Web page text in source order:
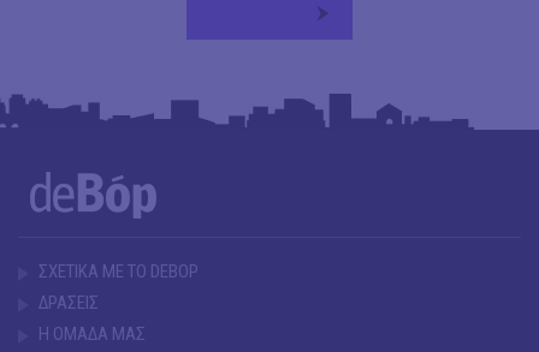
ΣΧΕΤΙΚΑ ΜΕ ΤΟ DEBOP
ΔΡΑΣΕΙΣ
Η ΟΜΑΔΑ ΜΑΣ